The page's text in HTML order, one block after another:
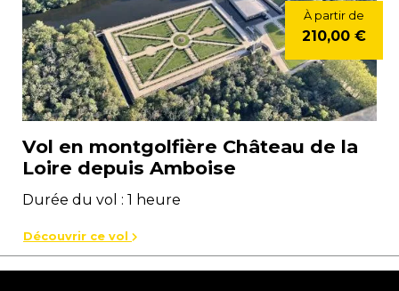
Vol en montgolfière Château de la
Loire depuis Amboise
Durée du vol : 1 heure
À partir de
210,00 €
Découvrir ce vol